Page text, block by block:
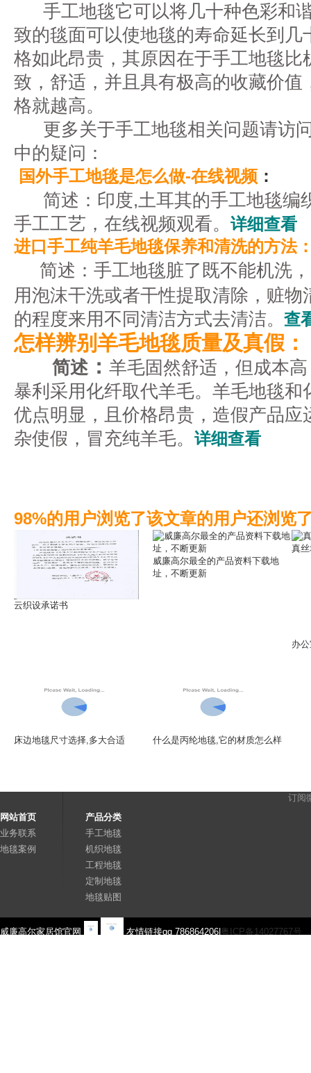
手工地毯它可以将几十种色彩和
致的毯面可以使地毯的寿命延长到
格如此昂贵，其原因在于手工地毯
致，舒适，并且具有极高的收藏价
格就越高。
更多关于手工地毯相关问题请访
中的疑问：
国外手工地毯是怎么做-在线视频 ：
简述： 印度,土耳其的手工地毯编
手工工艺，在线视频观看。 详细查看
进口手工纯羊毛地毯保养和清洗的方法
简述： 手工地毯脏了既不能机洗
用泡沫干洗或者干性提取清除，赃
的程度来用不同清洁方式去清洁。 查
怎样辨别羊毛地毯质量及真假：
简述 ： 羊毛固然舒适，但成本
暴利采用化纤取代羊毛。羊毛地毯
优点明显，且价格昂贵，造假产品
杂使假，冒充纯羊毛。 详细查看
98%的用户浏览了该文章的用户还浏览
云织设承诺书
威廉高尔最全的产品资料下载地
址，不断更新
真
办
床边地毯尺寸选择,多大合适 什么是丙纶地毯,它的材质怎么样
网站首页
业务联系
地毯案例
产品分类
手工地毯
机织地毯
工程地毯
定制地毯
地毯贴图
订阅
威廉高尔家居馆官网 友情链接qq 786864206| 粤ICP备14027767号